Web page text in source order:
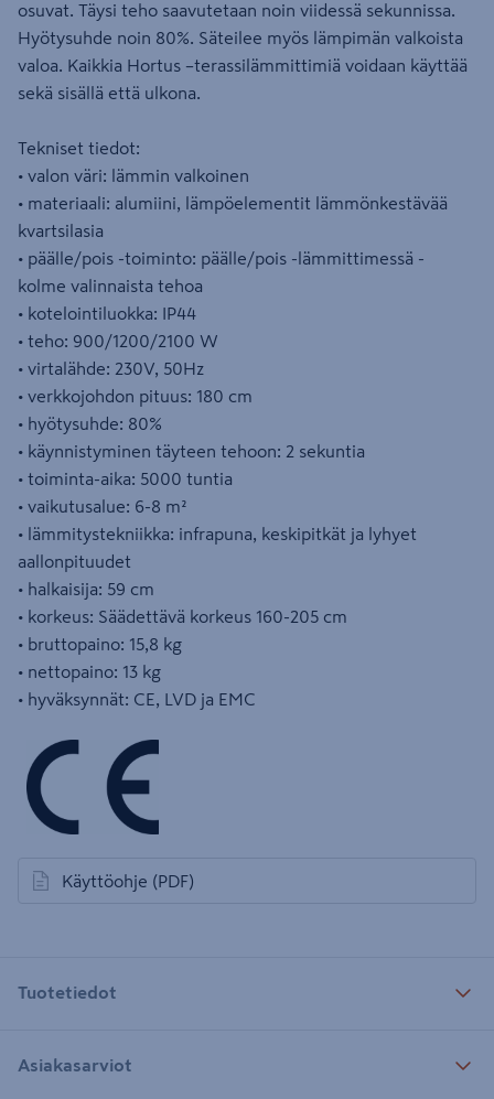
osuvat. Täysi teho saavutetaan noin viidessä sekunnissa.
Hyötysuhde noin 80%. Säteilee myös lämpimän valkoista
valoa. Kaikkia Hortus –terassilämmittimiä voidaan käyttää
sekä sisällä että ulkona.
Tekniset tiedot:
• valon väri: lämmin valkoinen
• materiaali: alumiini, lämpöelementit lämmönkestävää
kvartsilasia
• päälle/pois -toiminto: päälle/pois -lämmittimessä -
kolme valinnaista tehoa
• kotelointiluokka: IP44
• teho: 900/1200/2100 W
• virtalähde: 230V, 50Hz
• verkkojohdon pituus: 180 cm
• hyötysuhde: 80%
• käynnistyminen täyteen tehoon: 2 sekuntia
• toiminta-aika: 5000 tuntia
• vaikutusalue: 6-8 m²
• lämmitystekniikka: infrapuna, keskipitkät ja lyhyet
aallonpituudet
• halkaisija: 59 cm
• korkeus: Säädettävä korkeus 160-205 cm
• bruttopaino: 15,8 kg
• nettopaino: 13 kg
• hyväksynnät: CE, LVD ja EMC
Käyttöohje (PDF)
avautuu uuteen välilehteen
Tuotetiedot
Asiakasarviot